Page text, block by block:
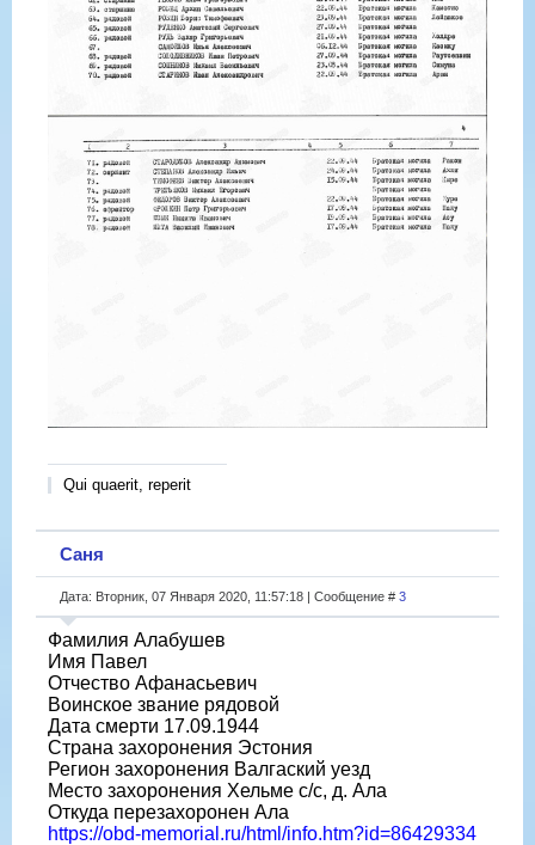
Qui quaerit, reperit
Саня
Дата: Вторник, 07 Января 2020, 11:57:18 | Сообщение # 3
Фамилия Алабушев
Имя Павел
Отчество Афанасьевич
Воинское звание рядовой
Дата смерти 17.09.1944
Страна захоронения Эстония
Регион захоронения Валгаский уезд
Место захоронения Хельме с/с, д. Ала
Откуда перезахоронен Ала
https://obd-memorial.ru/html/info.htm?id=86429334